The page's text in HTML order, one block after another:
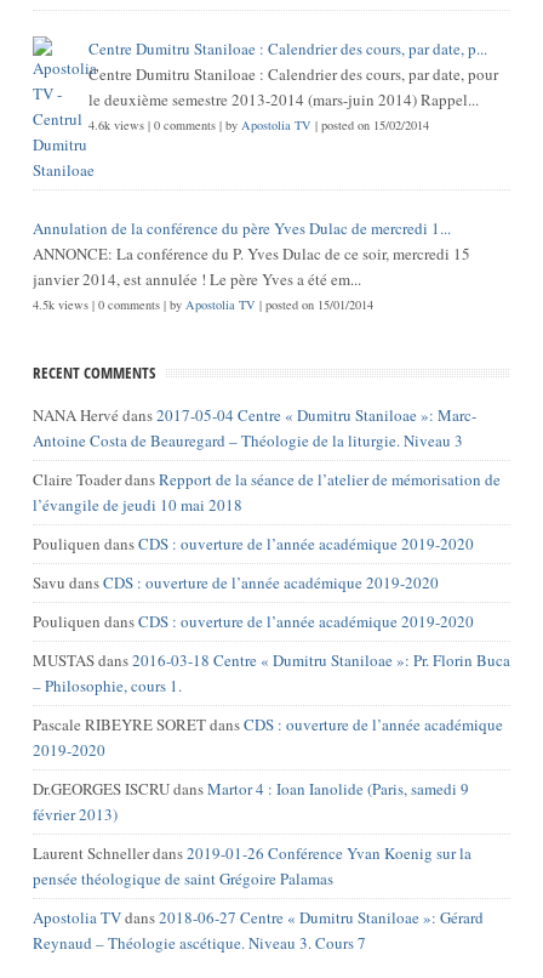
Centre Dumitru Staniloae : Calendrier des cours, par date, p...
Centre Dumitru Staniloae : Calendrier des cours, par date, pour
le deuxième semestre 2013-2014 (mars-juin 2014) Rappel...
4.6k views| 0 comments| by Apostolia TV | posted on 15/02/2014
Annulation de la conférence du père Yves Dulac de mercredi 1...
ANNONCE: La conférence du P. Yves Dulac de ce soir, mercredi 15
janvier 2014, est annulée ! Le père Yves a été em...
4.5k views| 0 comments| by Apostolia TV | posted on 15/01/2014
RECENT COMMENTS
NANA Hervé dans2017-05-04 Centre « Dumitru Staniloae »: Marc-
Antoine Costa de Beauregard – Théologie de la liturgie. Niveau 3
Claire ToaderdansRepport de la séance de l’atelier de mémorisation de
l’évangile de jeudi 10 mai 2018
Pouliquen dansCDS : ouverture de l’année académique 2019-2020
Savu dansCDS : ouverture de l’année académique 2019-2020
Pouliquen dansCDS : ouverture de l’année académique 2019-2020
MUSTASdans2016-03-18 Centre « Dumitru Staniloae »: Pr. Florin Buca
– Philosophie, cours 1.
Pascale RIBEYRE SORETdansCDS : ouverture de l’année académique
2019-2020
Dr.GEORGES ISCRUdansMartor 4 : Ioan Ianolide (Paris, samedi 9
février 2013)
Laurent Schnellerdans2019-01-26 Conférence Yvan Koenig sur la
pensée théologique de saint Grégoire Palamas
Apostolia TVdans2018-06-27 Centre « Dumitru Staniloae »: Gérard
Reynaud – Théologie ascétique. Niveau 3. Cours 7